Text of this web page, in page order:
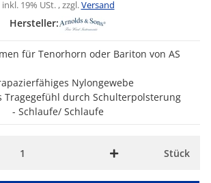
inkl. 19% USt. , zzgl.Versand
Hersteller:
für Tenorhorn oder Bariton von AS
Nylongewebe
Tragegefühl durch Schulterpolsterung
- Schlaufe/ Schlaufe
Stück